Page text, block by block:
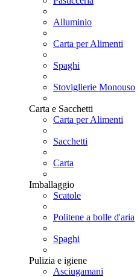
Alluminio
Carta per Alimenti
Spaghi
Stoviglierie Monouso
Carta e Sacchetti
Carta per Alimenti
Sacchetti
Carta
Imballaggio
Scatole
Politene a bolle d'aria
Spaghi
Pulizia e igiene
Asciugamani